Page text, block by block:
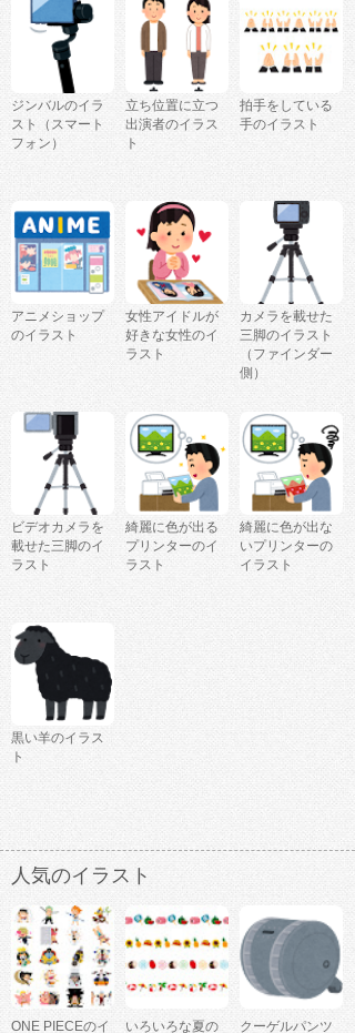
ジンバルのイラ
スト（スマート
フォン）
立ち位置に立つ
出演者のイラス
ト
拍手をしている
手のイラスト
アニメショップ
のイラスト
女性アイドルが
好きな女性のイ
ラスト
カメラを載せた
三脚のイラスト
（ファインダー
側）
ビデオカメラを
載せた三脚のイ
ラスト
綺麗に色が出る
プリンターのイ
ラスト
綺麗に色が出な
いプリンターの
イラスト
黒い羊のイラス
ト
人気のイラスト
ONE PIECEのイ
いろいろな夏の
クーゲルパンツ